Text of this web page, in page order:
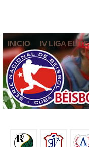
INICIO IV LIGA ELITE